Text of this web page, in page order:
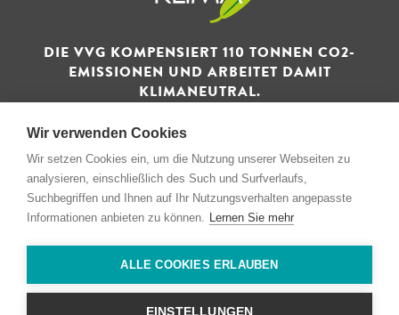
DIE VVG KOMPENSIERT 110 TONNEN CO2-
EMISSIONEN UND ARBEITET DAMIT
KLIMANEUTRAL.
© 1993 - 2026 Verwertungs- und Vertriebsgesellschaft GmbH
Wir verwenden Cookies
Wir setzen Cookies ein, um die Nutzung unserer Webseiten zu
analysieren, einschließlich des Such und Surfverlaufs,
Suchbegriffen und Ihnen auf Ihr Nutzungsverhalten angepasste
Informationen anbieten zu können. Lernen Sie mehr
ALLE COOKIES ERLAUBEN
EINSTELLUNGEN